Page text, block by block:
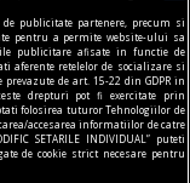
obsesii strict
publicitate partenere, precum si
pentru a permite website-ului sa
publicitare afisate in functie de
aferente retelelor de socializare si
de art. 15-22 din GDPR in
drepturi pot fi exercitate prin
folosirea tuturor Tehnologiilor de
accesarea informatiilor de catre
SETARILE INDIVIDUAL” puteti
de cookie strict necesare pentru